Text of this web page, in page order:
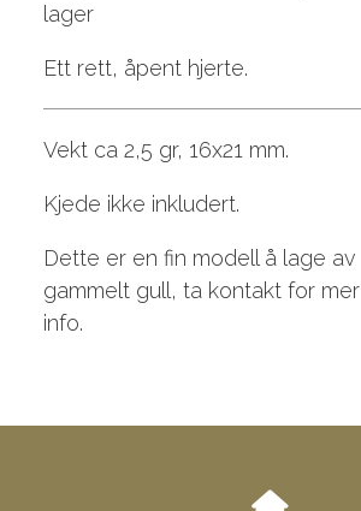
lager
Ett rett, åpent hjerte.
Vekt ca 2,5 gr, 16x21 mm.
Kjede ikke inkludert.
Dette er en fin modell å lage av
gammelt gull, ta kontakt for mer
info.